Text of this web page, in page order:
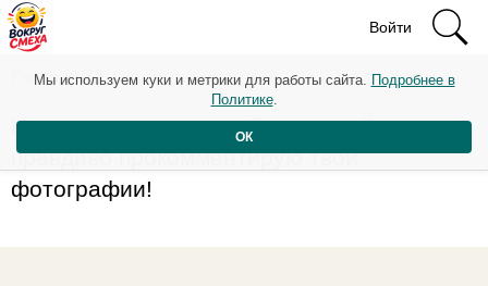
Войти
Рейтинг: 72
Не выводи меня из себя, а то сейчас
правдиво прокомментирую твои
фотографии!
Мы используем куки и метрики для работы сайта. Подробнее в
Политике.
ОК